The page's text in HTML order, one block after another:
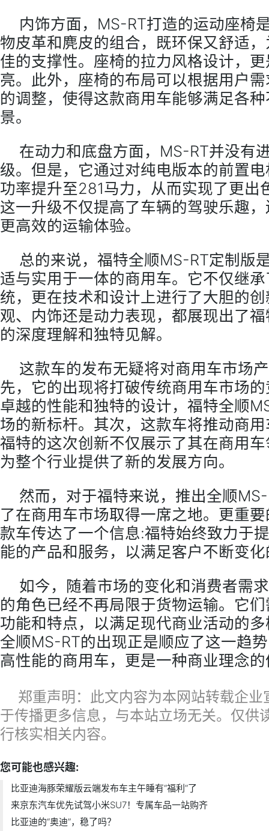
内饰方面，MS-RT打造的运动座椅
物皮革和麂皮的组合，既环保又舒适
佳的支撑性。座椅的拉力风格设计，
亮。此外，座椅的布局可以根据用户
的调整，使得这款商用车能够满足各
景。
在动力和底盘方面，MS-RT并没有
级。但是，它通过对纯电版本的前置
功率提升至281马力，从而实现了更出
这一升级不仅提高了车辆的驾驶乐趣
更高效的运输体验。
总的来说，福特全顺MS-RT定制版
适与实用于一体的商用车。它不仅继
统，更在技术和设计上进行了大胆的
观、内饰还是动力表现，都展现出了
的深度理解和独特见解。
这款车的发布无疑将对商用车市场
先，它的出现将打破传统商用车市场
卓越的性能和独特的设计，福特全顺
场的新标杆。其次，这款车将推动商
福特的这次创新不仅展示了其在商用
为整个行业提供了新的发展方向。
然而，对于福特来说，推出全顺
了在商用车市场取得一席之地。更重
款车传达了一个信息:福特始终致力于
能的产品和服务，以满足客户不断变
如今，随着市场的变化和消费者需
的角色已经不再局限于货物运输。它
功能和特点，以满足现代商业活动的
全顺MS-RT的出现正是顺应了这一趋
高性能的商用车，更是一种商业理念
郑重声明：此文内容为本网站转载企业
于传播更多信息，与本站立场无关。仅供
行核实相关内容。
您可能也感兴趣:
比亚迪海豚荣耀版云端发布车主午睡有“福利”了
来京东汽车优先试驾小米SU7！专属车品一站购齐
比亚迪的“奥迪”，稳了吗？